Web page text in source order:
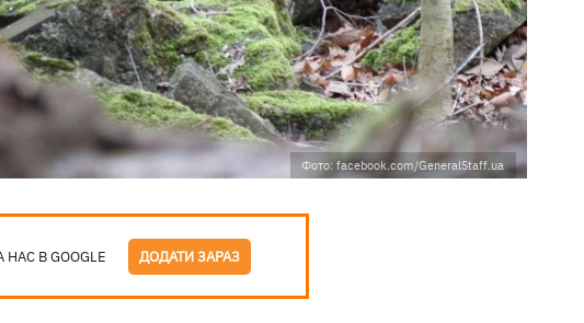
Фото: facebook.com/GeneralStaff.ua
В GOOGLE ДОДАТИ ЗАРАЗ